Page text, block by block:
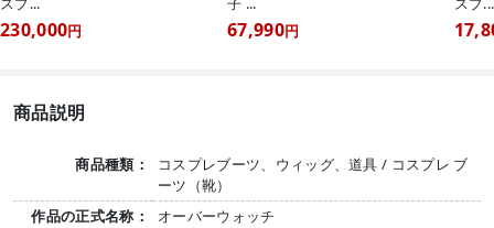
230,000円 67,990円
商品説明
商品種類：
コスプレブーツ、ウィッグ、道具 / コスプレ ブ
ーツ（靴）
作品の正式名称：
オーバーウォッチ